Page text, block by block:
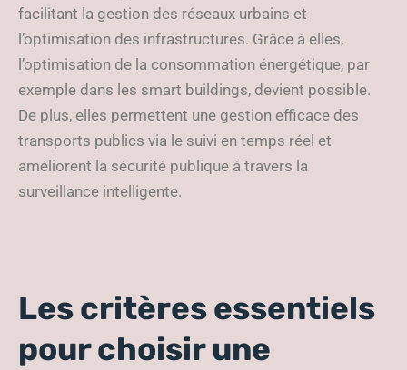
facilitant la gestion des réseaux urbains et
l’optimisation des infrastructures. Grâce à elles,
l’optimisation de la consommation énergétique, par
exemple dans les smart buildings, devient possible.
De plus, elles permettent une gestion efficace des
transports publics via le suivi en temps réel et
améliorent la sécurité publique à travers la
surveillance intelligente.
Les critères essentiels
pour choisir une